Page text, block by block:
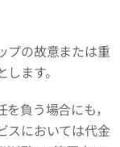
プの故意または重
ます。
負う場合にも，
スにおいては代金